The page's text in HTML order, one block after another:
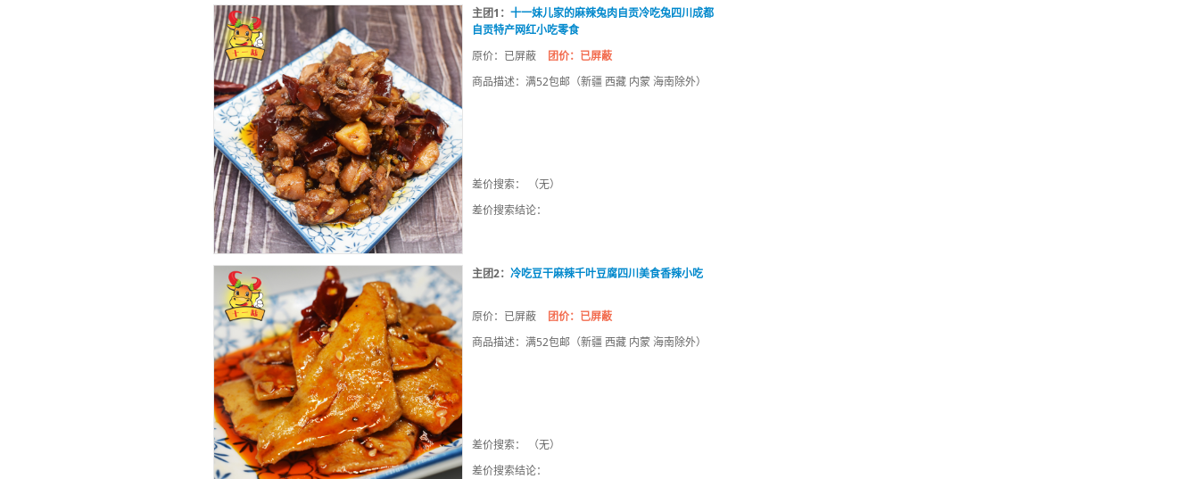
主团1： 十一妹儿家的麻辣兔肉自贡冷吃兔四川成都
自贡特产网红小吃零食
原价：已屏蔽
团价：已屏蔽
商品描述：满52包邮（新疆 西藏 内蒙 海南除外）
差价搜索： （无）
差价搜索结论：
主团2： 冷吃豆干麻辣千叶豆腐四川美食香辣小吃
原价：已屏蔽
团价：已屏蔽
商品描述：满52包邮（新疆 西藏 内蒙 海南除外）
差价搜索： （无）
差价搜索结论：